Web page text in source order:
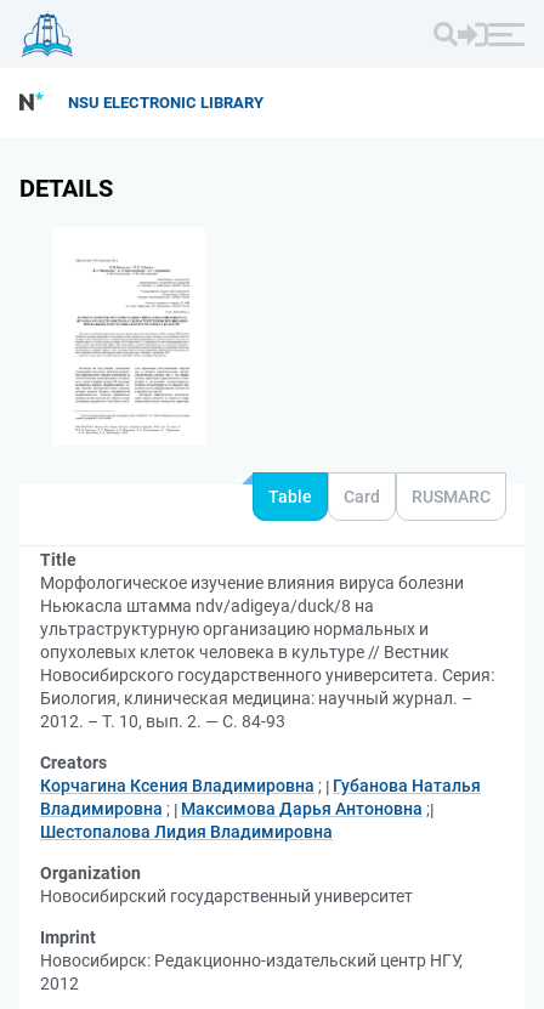
NSU ELECTRONIC LIBRARY
DETAILS
Table Card RUSMARC
Title
Морфологическое изучение влияния вируса болезни
Ньюкасла штамма ndv/adigeya/duck/8 на
ультраструктурную организацию нормальных и
опухолевых клеток человека в культуре // Вестник
Новосибирского государственного университета. Серия:
Биология, клиническая медицина: научный журнал. –
2012. – Т. 10, вып. 2. — С. 84-93
Creators
Корчагина Ксения Владимировна ;
Губанова Наталья
Владимировна ; Максимова Дарья Антоновна ;
Шестопалова Лидия Владимировна
Organization
Новосибирский государственный университет
Imprint
Новосибирск: Редакционно-издательский центр НГУ,
2012